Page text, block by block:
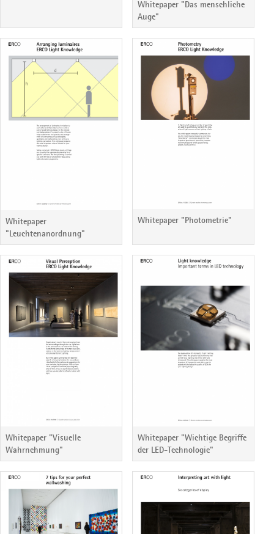
Whitepaper "Das menschliche
Auge"
Whitepaper
"Leuchtenanordnung"
Whitepaper "Photometrie"
Whitepaper "Visuelle
Wahrnehmung"
Whitepaper "Wichtige Begriffe
der LED-Technologie"